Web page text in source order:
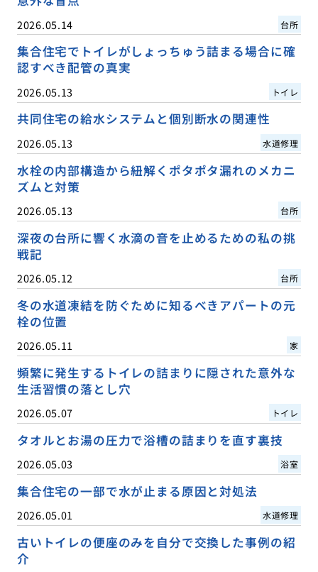
2026.05.14 台所
集合住宅でトイレがしょっちゅう詰まる場合に確
認すべき配管の真実
2026.05.13 トイレ
共同住宅の給水システムと個別断水の関連性
2026.05.13 水道修理
水栓の内部構造から紐解くポタポタ漏れのメカニ
ズムと対策
2026.05.13 台所
深夜の台所に響く水滴の音を止めるための私の挑
戦記
2026.05.12 台所
冬の水道凍結を防ぐために知るべきアパートの元
栓の位置
2026.05.11 家
頻繁に発生するトイレの詰まりに隠された意外な
生活習慣の落とし穴
2026.05.07 トイレ
タオルとお湯の圧力で浴槽の詰まりを直す裏技
2026.05.03 浴室
集合住宅の一部で水が止まる原因と対処法
2026.05.01 水道修理
古いトイレの便座のみを自分で交換した事例の紹
介